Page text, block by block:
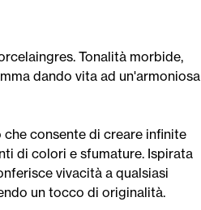
Tonalità morbide,
dando vita ad un'armoniosa
consente di creare infinite
di colori e sfumature. Ispirata
vivacità a qualsiasi
un tocco di originalità.